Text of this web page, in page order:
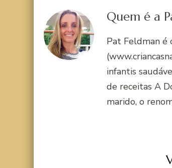
Quem é a
Pat Feldman é
infantis
de receitas A
marido, o